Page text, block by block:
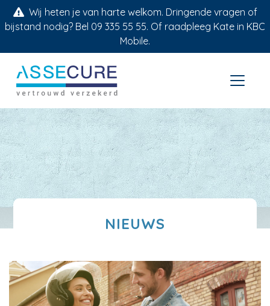
Wij heten je van harte welkom. Dringende vragen of
bijstand nodig? Bel 09 335 55 55. Of raadpleeg Kate in KBC
Mobile.
NIEUWS